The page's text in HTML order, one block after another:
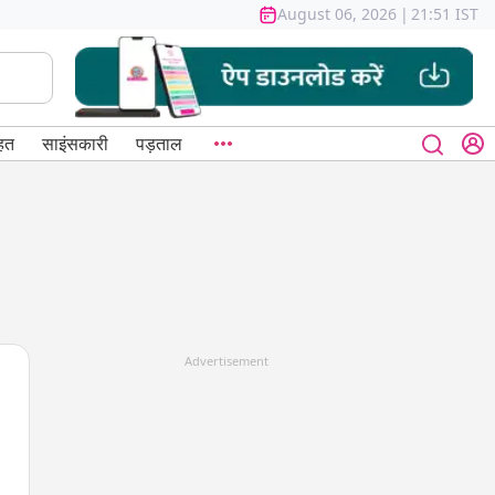
August 06, 2026 | 21:51 IST
साइंसकारी पड़ताल
Advertisement